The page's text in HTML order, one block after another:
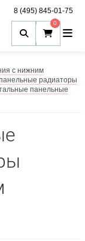
8 (495) 845-01-75
0
с нижним
радиаторы
панельные